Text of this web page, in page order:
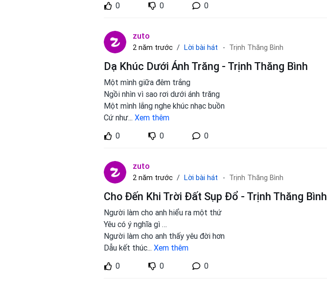
0
0 0
zuto
2 năm trước Lời bài hát Trịnh Thăng Bình
Dạ Khúc Dưới Ánh Trăng - Trịnh Thăng Bình
Một mình giữa đêm trắng
Ngồi nhìn vì sao rơi dưới ánh trăng
Một mình lắng nghe khúc nhạc buồn
Cứ như... Xem thêm
0
0 0
zuto
2 năm trước Lời bài hát Trịnh Thăng Bình
Cho Đến Khi Trời Đất Sụp Đổ - Trịnh Thăng Bình
Người làm cho anh hiểu ra một thứ
Yêu có ý nghĩa gì …
Người làm cho anh thấy yêu đời hơn
Dẫu kết thúc... Xem thêm
0
0 0